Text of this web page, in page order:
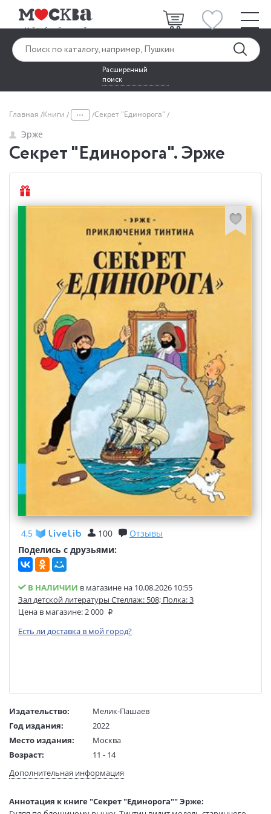
Расширенный
поиск
Главная Книги ... Секрет "Единорога"
Эрже
Секрет "Единорога". Эрже
4,5 100
Отзывы
Поделись с друзьями:
В НАЛИЧИИ в магазине на 10.08.2026 10:55
Зал детской литературы Стеллаж: 508; Полка: 3
Цена в магазине:2 000
Есть ли доставка в мой город?
Издательство:
Мелик-Пашаев
Год издания:
2022
Место издания:
Москва
Возраст:
11 - 14
Язык текста:
русский
Перевод:
Хачатуров М. А.
Дополнительная информация
Аннотация к книге "Секрет "Единорога"" Эрже: